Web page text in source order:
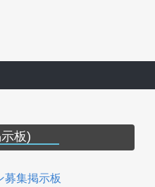
板)
募集掲示板